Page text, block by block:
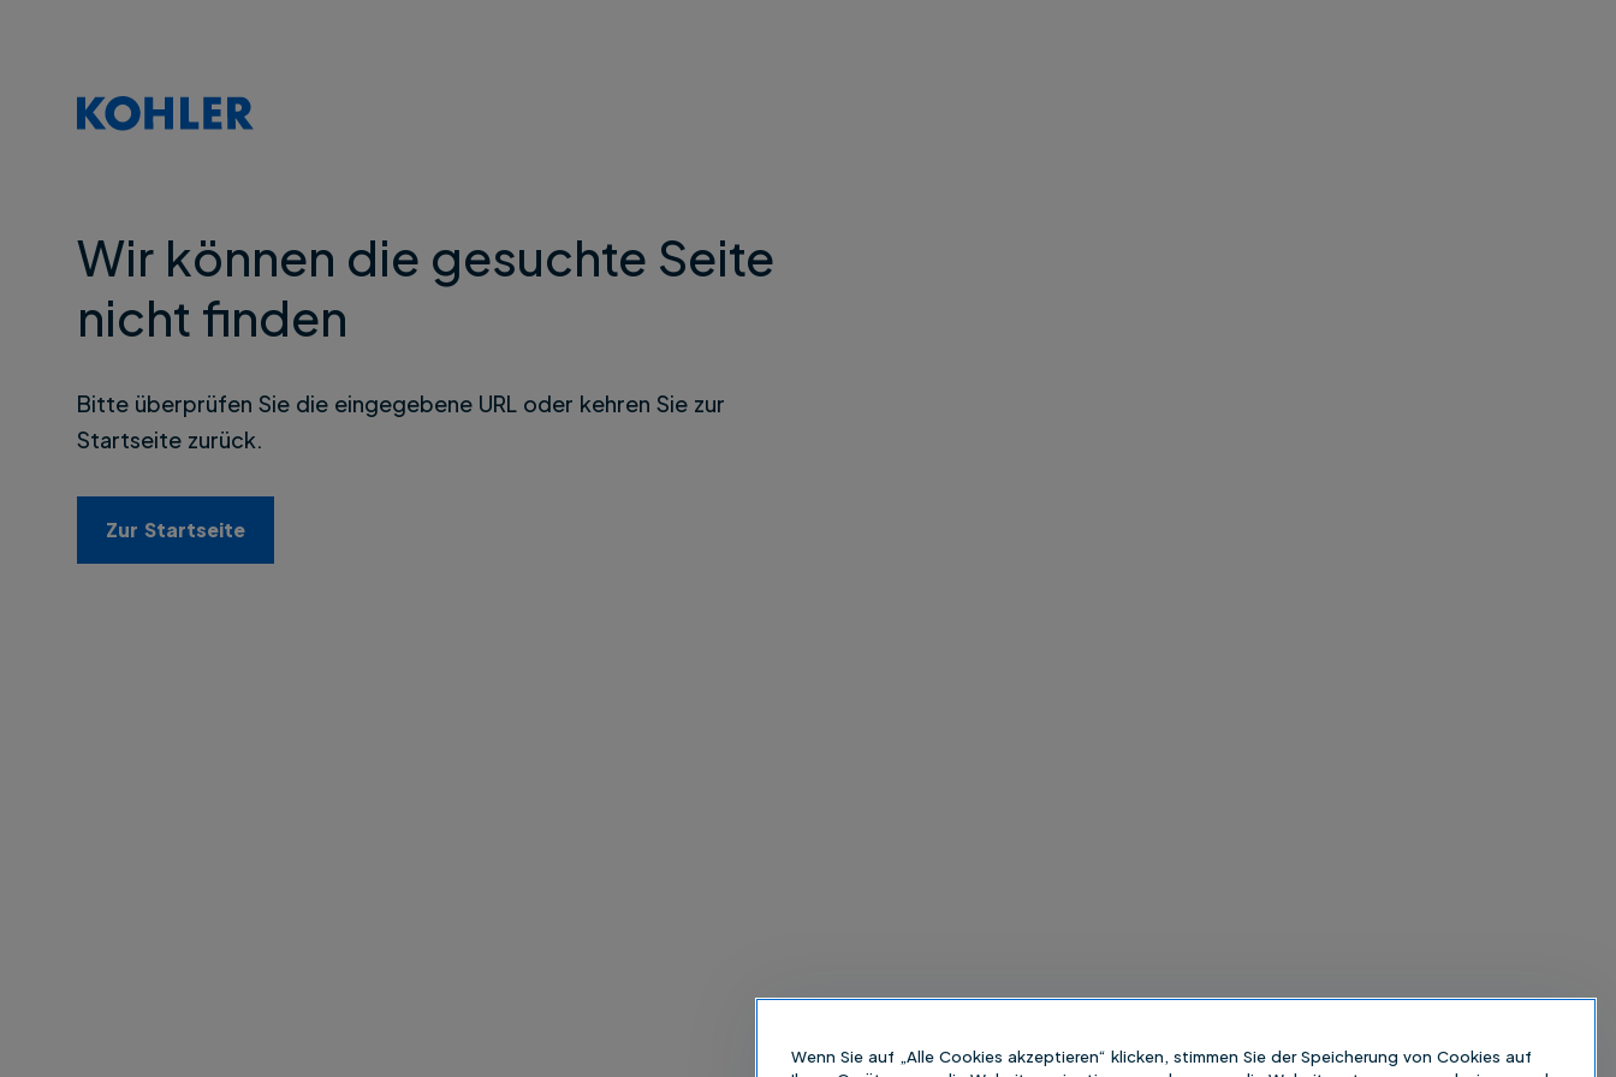
Wir können die gesuchte Seite
nicht finden
Bitte überprüfen Sie die eingegebene URL oder kehren Sie zur
Startseite zurück.
Zur Startseite
Wenn Sie auf „Alle Cookies akzeptieren“ klicken, stimmen Sie der Speicherung von Cookies auf